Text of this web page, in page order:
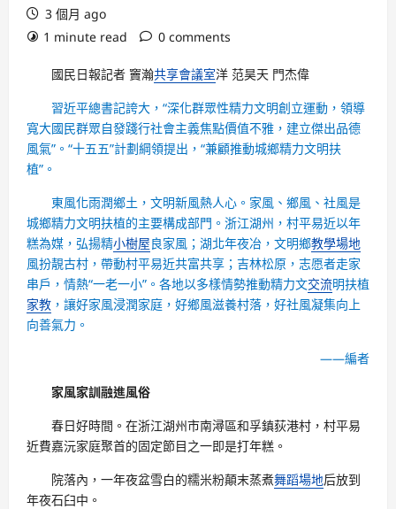
3 個月 ago
1 minute read
0 comments
國民日報記者 竇瀚共享會議室洋 范昊天 門杰偉
習近平總書記誇大，“深化群眾性精力文明創立運動，領導
寬大國民群眾自發踐行社會主義焦點價值不雅，建立傑出品德
風氣”。“十五五”計劃綱領提出，“兼顧推動城鄉精力文明扶
植”。
東風化雨潤鄉土，文明新風熱人心。家風、鄉風、社風是
城鄉精力文明扶植的主要構成部門。浙江湖州，村平易近以年
糕為媒，弘揚精小樹屋良家風；湖北年夜冶，文明鄉教學場地
風扮靚古村，帶動村平易近共富共享；吉林松原，志愿者走家
串戶，情熱“一老一小”。各地以多樣情勢推動精力文交流明扶植
家教 ，讓好家風浸潤家庭，好鄉風滋養村落，好社風凝集向上
向善氣力。
——編者
家風家訓融進風俗
春日好時間。在浙江湖州市南潯區和孚鎮荻港村，村平易
近費嘉沅家庭聚首的固定節目之一即是打年糕。
院落內，一年夜盆雪白的糯米粉顛末蒸煮舞蹈場地后放到
年夜石臼中。